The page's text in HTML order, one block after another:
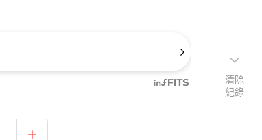
清除
紀錄